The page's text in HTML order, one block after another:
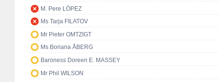
M. Pere LÓPEZ
Ms Tarja FILATOV
Mr Pieter OMTZIGT
Ms Boriana ÅBERG
Baroness Doreen E. MASSEY
Mr Phil WILSON